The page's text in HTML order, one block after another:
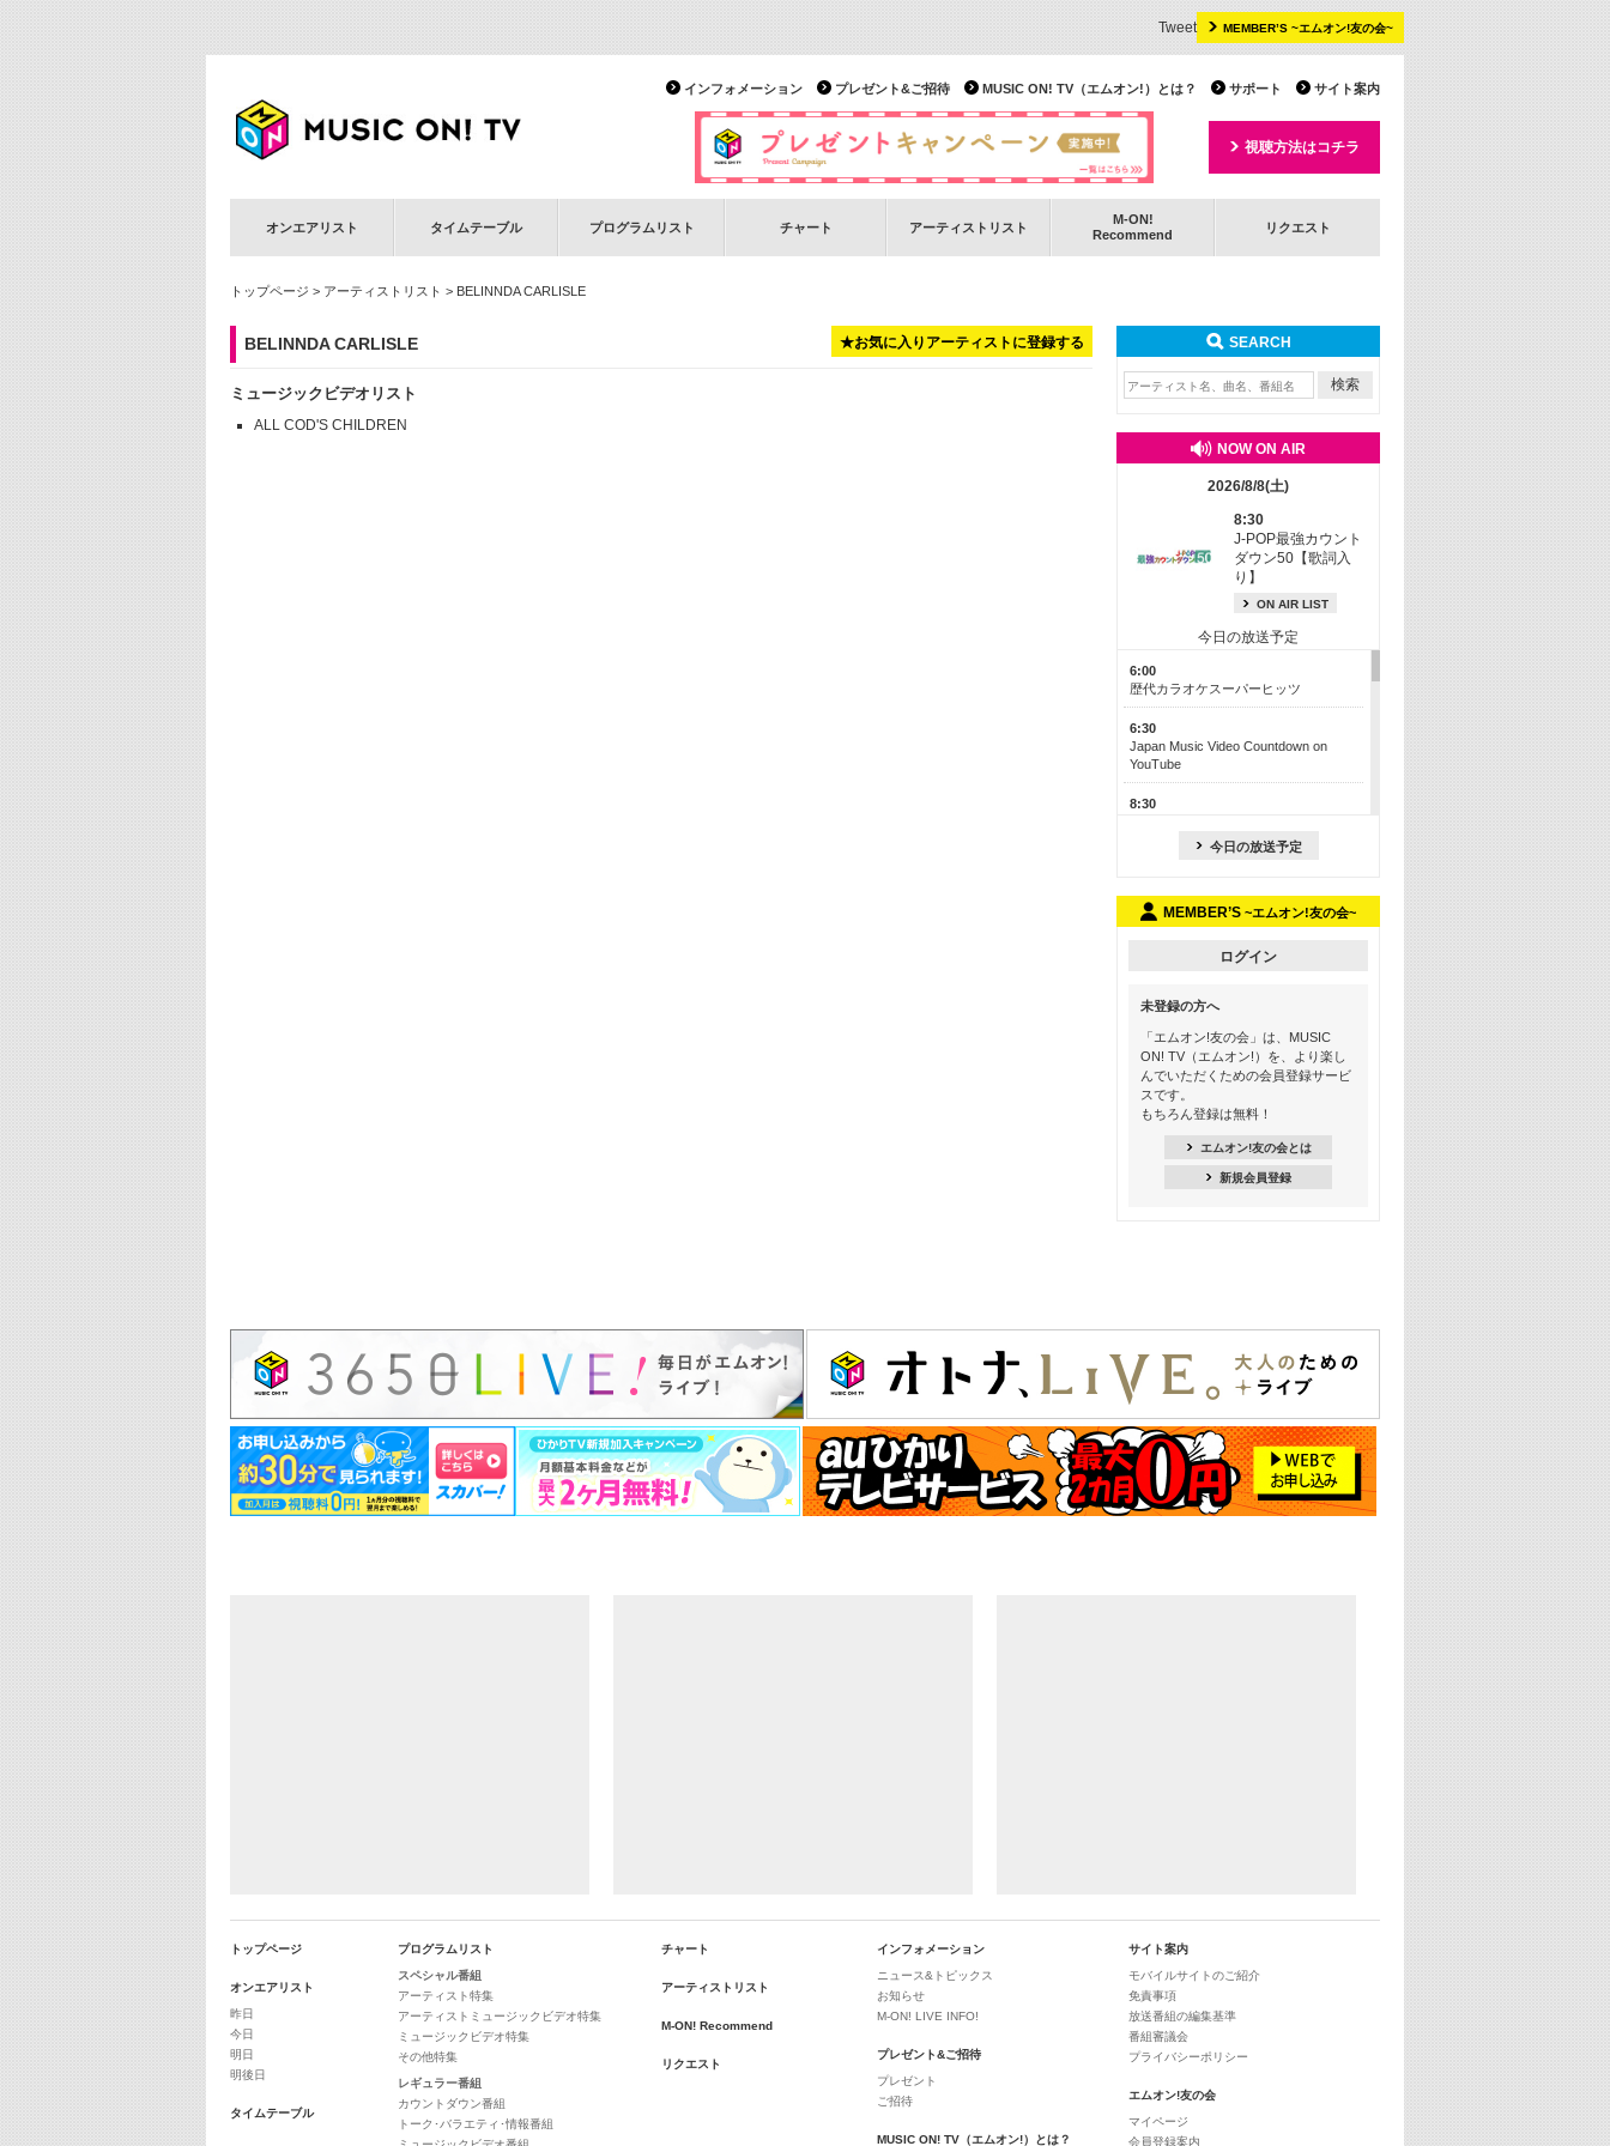
MEMBER’S ~エムオン!友の会~
Tweet
サイト案内
サポート
MUSIC ON! TV（エムオン!）とは？
プレゼント&ご招待
インフォメーション
視聴方法はコチラ
オンエアリスト タイムテーブル プログラムリスト チャート アーティストリスト
M-ON!
Recommend
リクエスト
トップページ > アーティストリスト > BELINNDA CARLISLE
★お気に入りアーティストに登録する
BELINNDA CARLISLE
ミュージックビデオリスト
ALL COD'S CHILDREN
SEARCH
NOW ON AIR
2026/8/8(土)
8:30
J-POP最強カウント
ダウン50【歌詞入
り】
ON AIR LIST
今日の放送予定
6:00
歴代カラオケスーパーヒッツ
6:30
Japan Music Video Countdown on
YouTube
8:30
M-ON! カラオケカウントダウン 50
Official髭男dism特集
よりぬき! この夏聴きたい! サマーソン
グメドレー【歌詞入り】
21:00
季節を感じよう! シーズンソング特集
-8月編-【歌詞入り】
ージックビデオ特集
24:00
K-POP 第3世代特集
K-POP 第4世代特集
25:00
あのころヒッツ! 一挙5時間！
2021→2025年
今日の放送予定
MEMBER’S ~エムオン!友の会~
ログイン
未登録の方へ
「エムオン!友の会」は、MUSIC
ON! TV（エムオン!）を、より楽し
んでいただくための会員登録サービ
スです。
もちろん登録は無料！
エムオン!友の会とは
新規会員登録
トップページ
オンエアリスト
昨日
今日
明日
明後日
タイムテーブル
プログラムリスト
スペシャル番組
アーティスト特集
アーティストミュージックビデオ特集
ミュージックビデオ特集
その他特集
レギュラー番組
カウントダウン番組
トーク･バラエティ･情報番組
チャート
アーティストリスト
M-ON! Recommend
リクエスト
インフォメーション
ニュース&トピックス
お知らせ
M-ON! LIVE INFO!
プレゼント&ご招待
プレゼント
ご招待
MUSIC ON! TV（エムオン!）とは？
サイト案内
モバイルサイトのご紹介
免責事項
放送番組の編集基準
番組審議会
プライバシーポリシー
エムオン!友の会
マイページ
会員登録案内